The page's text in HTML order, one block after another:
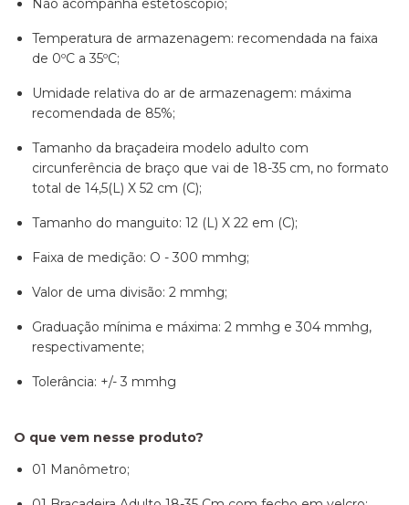
Não acompanha estetoscópio;
Temperatura de armazenagem: recomendada na faixa
de 0ºC a 35ºC;
Umidade relativa do ar de armazenagem: máxima
recomendada de 85%;
Tamanho da braçadeira modelo adulto com
circunferência de braço que vai de 18-35 cm, no formato
total de 14,5(L) X 52 cm (C);
Tamanho do manguito: 12 (L) X 22 em (C);
Faixa de medição: O - 300 mmhg;
Valor de uma divisão: 2 mmhg;
Graduação mínima e máxima: 2 mmhg e 304 mmhg,
respectivamente;
Tolerância: +/- 3 mmhg
O que vem nesse produto?
01 Manômetro;